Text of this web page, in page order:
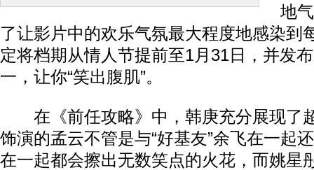
地
了让影片中的欢乐气氛最大程度地感染到
定将档期从情人节提前至1月31日，并发
一，让你“笑出腹肌”。
在《前任攻略》中，韩庚充分展现了
饰演的孟云不管是与“好基友”余飞在一起
在一起都会擦出无数笑点的火花，而姚星